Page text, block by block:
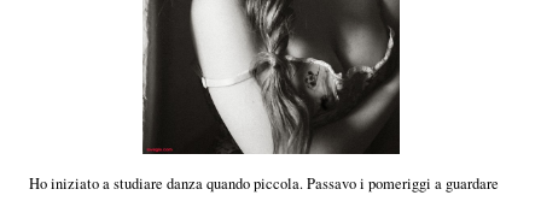
Ho iniziato a studiare danza quando piccola. Passavo i pomeriggi a guardare